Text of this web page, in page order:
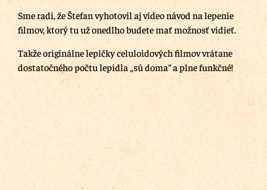
Sme radi, že Štefan vyhotovil aj video návod na lepenie
filmov, ktorý tu už onedlho budete mať možnosť vidieť.
Takže originálne lepičky celuloidových filmov vrátane
dostatočného počtu lepidla „sú doma“ a plne funkčné!